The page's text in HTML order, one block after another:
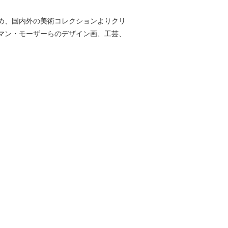
国内外の美術コレクションよりクリ
・モーザーらのデザイン画、工芸、